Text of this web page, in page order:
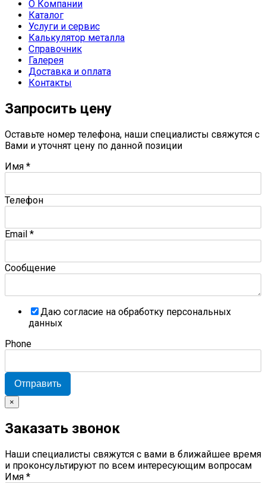
О Компании
Каталог
Услуги и сервис
Калькулятор металла
Справочник
Галерея
Доставка и оплата
Контакты
Запросить цену
Оставьте номер телефона, наши специалисты свяжутся с
Вами и уточнят цену по данной позиции
Имя *
Телефон
Email *
Сообщение
Даю согласие на обработку персональных
данных
Phone
Отправить
×
Заказать звонок
Наши специалисты свяжутся с вами в ближайшее время
и проконсультируют по всем интересующим вопросам
Имя *